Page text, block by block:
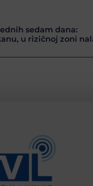
sedam dana:
u rizičnoj zoni